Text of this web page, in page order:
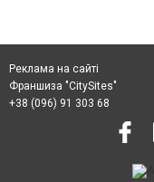
Реклама на сайті
Франшиза "CitySites"
+38 (096) 91 303 68